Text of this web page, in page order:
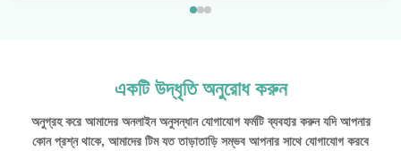
একটি উদ্ধৃতি অনুরোধ করুন
অনুগ্রহ করে আমাদের অনলাইন অনুসন্ধান যোগাযোগ ফর্মটি ব্যবহার করুন যদি আপনার
কোন প্রশ্ন থাকে, আমাদের টিম যত তাড়াতাড়ি সম্ভব আপনার সাথে যোগাযোগ করবে